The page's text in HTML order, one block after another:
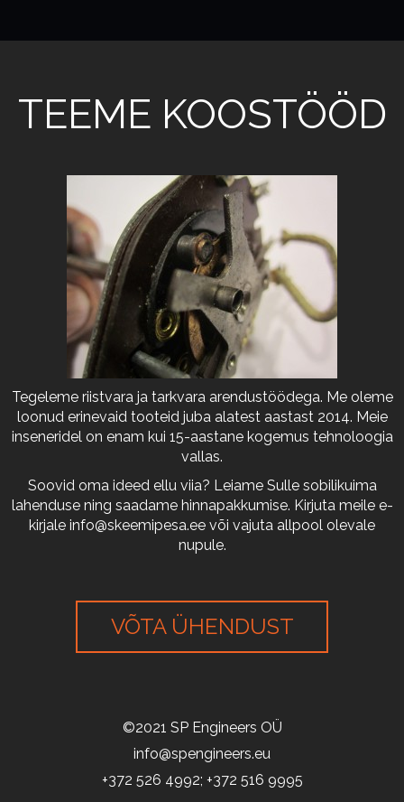
TEEME KOOSTÖÖD
Tegeleme riistvara ja tarkvara arendustöödega. Me oleme
loonud erinevaid tooteid juba alatest aastast 2014. Meie
inseneridel on enam kui 15-aastane kogemus tehnoloogia
vallas.
Soovid oma ideed ellu viia? Leiame Sulle sobilikuima
lahenduse ning saadame hinnapakkumise. Kirjuta meile e-
kirjale info@skeemipesa.ee või vajuta allpool olevale
nupule.
VÕTA ÜHENDUST
©2021 SP Engineers OÜ
info@spengineers.eu
+372 526 4992; +372 516 9995